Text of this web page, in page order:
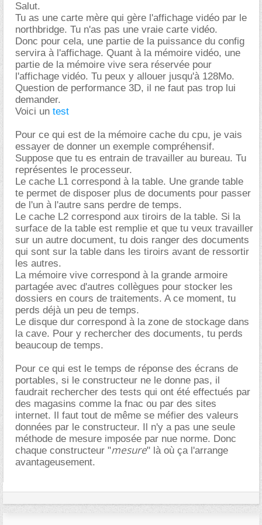
Salut.
Tu as une carte mère qui gère l'affichage vidéo par le
northbridge. Tu n'as pas une vraie carte vidéo.
Donc pour cela, une partie de la puissance du config
servira à l'affichage. Quant à la mémoire vidéo, une
partie de la mémoire vive sera réservée pour
l'affichage vidéo. Tu peux y allouer jusqu'à 128Mo.
Question de performance 3D, il ne faut pas trop lui
demander.
Voici un test
Pour ce qui est de la mémoire cache du cpu, je vais
essayer de donner un exemple compréhensif.
Suppose que tu es entrain de travailler au bureau. Tu
représentes le processeur.
Le cache L1 correspond à la table. Une grande table
te permet de disposer plus de documents pour passer
de l'un à l'autre sans perdre de temps.
Le cache L2 correspond aux tiroirs de la table. Si la
surface de la table est remplie et que tu veux travailler
sur un autre document, tu dois ranger des documents
qui sont sur la table dans les tiroirs avant de ressortir
les autres.
La mémoire vive correspond à la grande armoire
partagée avec d'autres collègues pour stocker les
dossiers en cours de traitements. A ce moment, tu
perds déjà un peu de temps.
Le disque dur correspond à la zone de stockage dans
la cave. Pour y rechercher des documents, tu perds
beaucoup de temps.
Pour ce qui est le temps de réponse des écrans de
portables, si le constructeur ne le donne pas, il
faudrait rechercher des tests qui ont été effectués par
des magasins comme la fnac ou par des sites
internet. Il faut tout de même se méfier des valeurs
données par le constructeur. Il n'y a pas une seule
méthode de mesure imposée par nue norme. Donc
chaque constructeur "mesure" là où ça l'arrange
avantageusement.